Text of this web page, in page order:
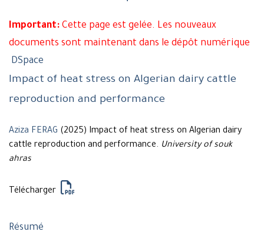
Important: Cette page est gelée. Les nouveaux
documents sont maintenant dans le dépôt numérique
DSpace
Impact of heat stress on Algerian dairy cattle
reproduction and performance
Aziza FERAG (2025) Impact of heat stress on Algerian dairy
cattle reproduction and performance. University of souk
ahras
Télécharger
Résumé